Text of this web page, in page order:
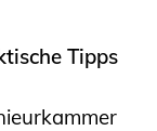
Tipps